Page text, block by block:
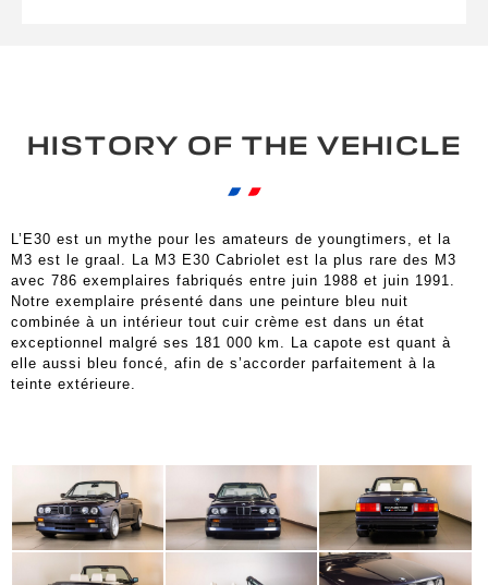
HISTORY OF THE VEHICLE
L’E30 est un mythe pour les amateurs de youngtimers, et la
M3 est le graal. La M3 E30 Cabriolet est la plus rare des M3
avec 786 exemplaires fabriqués entre juin 1988 et juin 1991.
Notre exemplaire présenté dans une peinture bleu nuit
combinée à un intérieur tout cuir crème est dans un état
exceptionnel malgré ses 181 000 km. La capote est quant à
elle aussi bleu foncé, afin de s’accorder parfaitement à la
teinte extérieure.